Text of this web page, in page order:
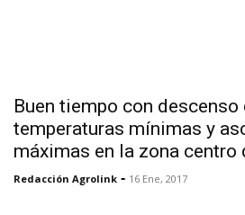
Buen tiempo con descenso
temperaturas mínimas y
máximas en la zona centro
Redacción Agrolink - 16 Ene, 2017